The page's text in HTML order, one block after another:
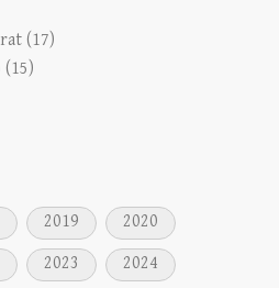
(17)
(15)
2019
2020
2023
2024